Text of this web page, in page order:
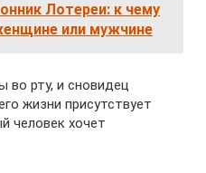
Лотереи: к чему
или мужчине
во рту, и сновидец
жизни присутствует
человек хочет